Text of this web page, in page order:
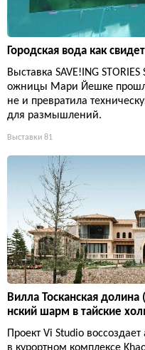
Городская вода как
Выставка SAVE!ING
ожницы Мари Йешке прошла
не и превратила
для размышлений.
Выставки 81
Вилла Тосканская долина
нский шарм в тайские
Проект Vi Studio
в курортном комплексе